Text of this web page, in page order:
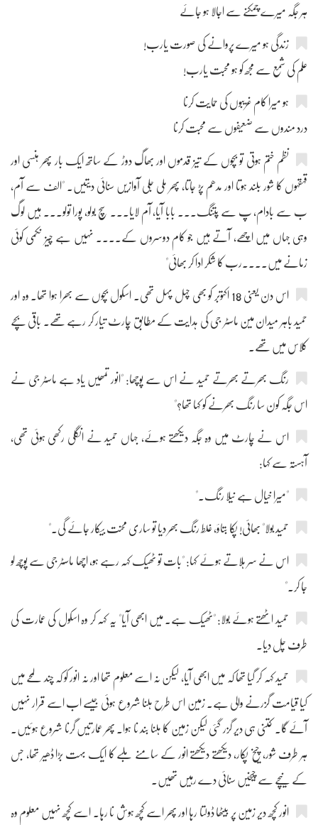
ہر جگہ میرے چمکنے سے اجالا ہو جائے
زندگی ہو میرے پروانے کی صورت یارب!
علم کی شمع سے مجھ کو ہو محبت یارب!
ہو میرا کام غریبوں کی حمایت کرنا
درد مندوں سے ضعیفوں سے محبت کرنا
نظم ختم ہوتی تو بچوں کے تیز قدموں اور بھاگ دوڑ کے ساتھ ایک بار پھر ہنسی اور
قہقہوں کا شور بلند ہوتا اور مدھم پڑ جاتا، پھر ملی جلی آوازیں سنائی دیتیں۔ "الف سے آم،
ب سے بادام، پ سے پتنگ۔۔۔ بابا آیا، آم لایا۔۔۔ سچ بولو، پورا تولو۔۔۔ ہیں لوگ
وہی جہاں میں اچھے، آتے ہیں جو کام دوسروں کے۔۔۔۔ نہیں ہے چیز نکمی کوئی
زمانے میں۔۔۔۔رب کا شکر ادا کر بھائی"
اس دن یعنی 18 اکتوبر کو بھی چہل پہل تھی۔ اسکول بچوں سے بھرا ہوا تھا۔ وہ اور
حمید باہر میدان مین ماسٹر جی کی ہدایت کے مطابق چارٹ تیار کر رہے تھے۔ باقی بچے
کلاس میں تھے۔
رنگ بھرتے بھرتے حمید نے اس سے پوچھا: "انور تمھیں یاد ہے ماسٹر جی نے
اس جگہ کون سا رنگ بھرنے کو کہا تھا؟"
اس نے چارٹ میں وہ جگہ دیکھتے ہوئے، جہاں حمید نے انگلی رکھی ہوئی تھی،
آہستہ سے کہا:
"میرا خیال ہے نیلا رنگ۔"
حمید بولا" بھائی! پکا بتاؤ، غلط رنگ بھر دیا تو ساری محنت بیکار جائے گی۔"
اس نے سر ہلاتے ہوئے کہا: "بات تو ٹھیک کہہ رہے ہو، اچھا ماسٹر جی سے پوچھ لو
جا کر۔"
حمید اٹھتے ہوئے بولا: "ٹھیک ہے۔ میں ابھی آیا" یہ کہہ کر وہ اسکول کی عمارت کی
طرف چل دیا۔
حمید کہہ کر گیا تھا کہ میں ابھی آیا، لیکن نہ اسے معلوم تھا اور نہ انور کو کہ چند لمحے میں
کیا قیامت گزرنے والی ہے۔ زمین اس طرح ہلنا شروع ہوئی جیسے اب اسے قرار نہیں
آئے گا۔ کتنی ہی دیر گزر گئی لیکن زمین کا ہلنا بند نا ہوا۔ پھر عمارتیں گرنا شروع ہوئیں۔
ہر طرف شور، چیخ پکار، دیکھتے دیکھتے انور کے سامنے ملبے کا ایک بہت بڑا ڈھیر تھا، جس
کے نیچے سے چیخیں سنائی دے رہیں تھیں۔
انور کچھ دیر زمین پر بیٹھا ڈولتا رہا اور پھر اسے کچھ ہوش نا رہا۔ اسے کچھ نہیں معلوم وہ